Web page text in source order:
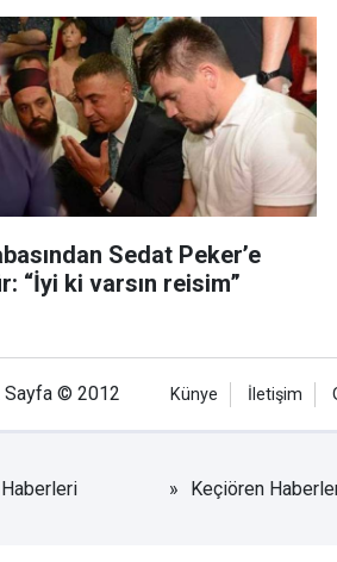
Sedat Peker’e
“İyi ki varsın reisim”
Sayfa © 2012 Künye İletişim
Keçiören